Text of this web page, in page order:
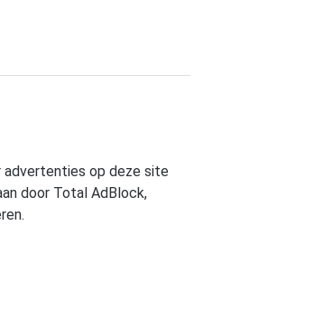
op deze site
door Total AdBlock,